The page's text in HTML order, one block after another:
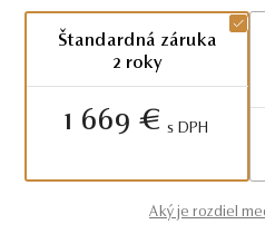
Štandardná záruka
2 roky
1 669 € S DPH
Aký je rozdiel